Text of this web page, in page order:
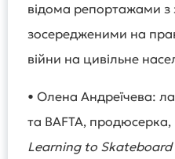
відома репортажами з
зосередженими на
війни на цивільне
• Олена Андреїчева:
та BAFTA,
Learning to Skateboard